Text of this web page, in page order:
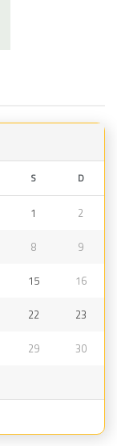
S D
1 2
8 9
15 16
22 23
29 30